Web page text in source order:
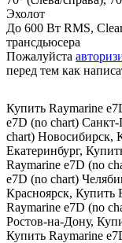
Эхолот
До 600 Вт RMS,
трансдьюсера
Пожалуйста
перед тем как
Купить Raymarine
e7D (no chart) Санкт-
chart) Новосибирск,
Екатеринбург,
Raymarine e7D (no
e7D (no chart)
Красноярск, Купить
Raymarine e7D (no
Ростов-на-Дону,
Купить Raymarine